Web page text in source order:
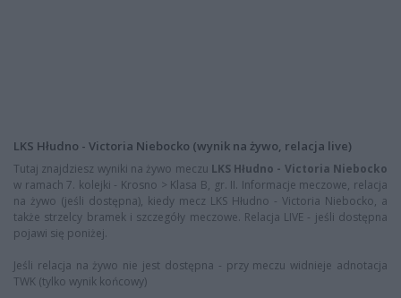
LKS Hłudno - Victoria Niebocko (wynik na żywo, relacja live)
Tutaj znajdziesz wyniki na żywo meczu LKS Hłudno - Victoria Niebocko
w ramach 7. kolejki - Krosno > Klasa B, gr. II. Informacje meczowe, relacja
na żywo (jeśli dostępna), kiedy mecz LKS Hłudno - Victoria Niebocko, a
także strzelcy bramek i szczegóły meczowe. Relacja LIVE - jeśli dostępna
pojawi się poniżej.
Jeśli relacja na żywo nie jest dostępna - przy meczu widnieje adnotacja
TWK (tylko wynik końcowy)